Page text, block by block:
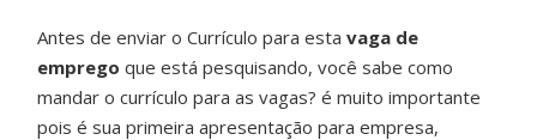
Antes de enviar o Currículo para estavaga de
empregoque está pesquisando, você sabe como
mandar o currículo para as vagas? é muito importante
pois é sua primeira apresentação para empresa,